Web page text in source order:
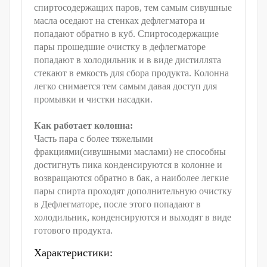
спиртосодержащих паров, тем самым сивушные
масла оседают на стенках дефлегматора и
попадают обратно в куб. Спиртосодержащие
пары прошедшие очистку в дефлегматоре
попадают в холодильник и в виде дистиллята
стекают в емкость для сбора продукта. Колонна
легко снимается тем самым давая доступ для
промывки и чистки насадки.
Как работает колонна:
Часть пара с более тяжелыми
фракциями(сивушными маслами) не способны
достигнуть пика конденсируются в колонне и
возвращаются обратно в бак, а наиболее легкие
пары спирта проходят дополнительную очистку
в Дефлегматоре, после этого попадают в
холодильник, конденсируются и выходят в виде
готового продукта.
Характеристики: